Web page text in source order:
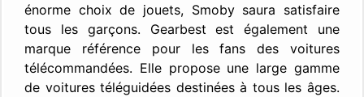
énorme choix de jouets, Smoby saura satisfaire
tous les garçons. Gearbest est également une
marque référence pour les fans des voitures
télécommandées. Elle propose une large gamme
de voitures téléguidées destinées à tous les âges.